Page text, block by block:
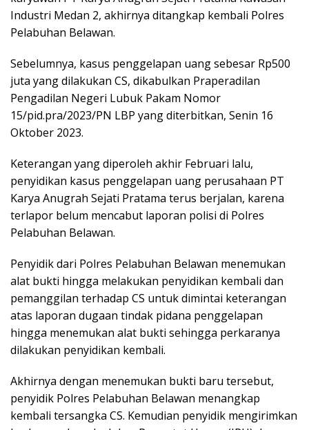
Industri Medan 2, akhirnya ditangkap kembali Polres
Pelabuhan Belawan.
Sebelumnya, kasus penggelapan uang sebesar Rp500
juta yang dilakukan CS, dikabulkan Praperadilan
Pengadilan Negeri Lubuk Pakam Nomor
15/pid.pra/2023/PN LBP yang diterbitkan, Senin 16
Oktober 2023.
Keterangan yang diperoleh akhir Februari lalu,
penyidikan kasus penggelapan uang perusahaan PT
Karya Anugrah Sejati Pratama terus berjalan, karena
terlapor belum mencabut laporan polisi di Polres
Pelabuhan Belawan.
Penyidik dari Polres Pelabuhan Belawan menemukan
alat bukti hingga melakukan penyidikan kembali dan
pemanggilan terhadap CS untuk dimintai keterangan
atas laporan dugaan tindak pidana penggelapan
hingga menemukan alat bukti sehingga perkaranya
dilakukan penyidikan kembali.
Akhirnya dengan menemukan bukti baru tersebut,
penyidik Polres Pelabuhan Belawan menangkap
kembali tersangka CS. Kemudian penyidik mengirimkan